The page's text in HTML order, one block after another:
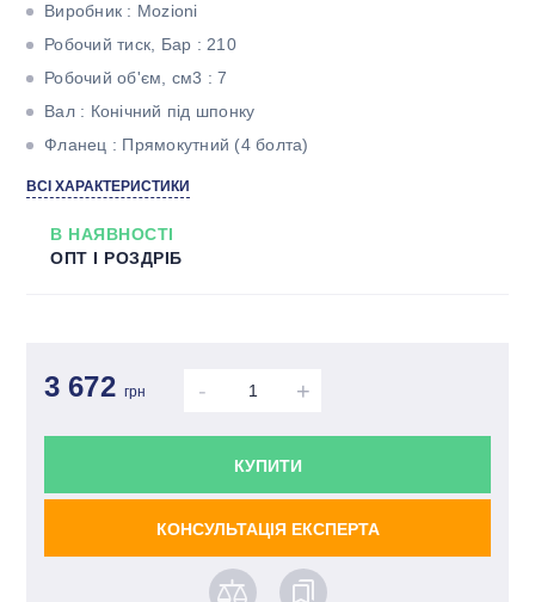
Виробник : Mozioni
Робочий тиск, Бар : 210
Робочий об'єм, см3 : 7
Вал : Конічний під шпонку
Фланец : Прямокутний (4 болта)
Кількість потоків : Однопоточний
ВСІ ХАРАКТЕРИСТИКИ
В НАЯВНОСТІ
ОПТ І РОЗДРІБ
3 672 грн - +
КУПИТИ
КОНСУЛЬТАЦІЯ ЕКСПЕРТА